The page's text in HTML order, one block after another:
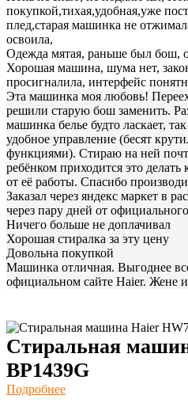
покупкой,тихая,удобная,уже
плед,старая машинка не
освоила,
Одежда мятая, раньше был бош,
Хорошая машина, шума нет,
просигналила, интерфейс
Эта машинка моя любовь!
решили старую бош заменить.
машинка белье будто ласкает,
удобное управление (бесят
функциями). Стираю на ней
ребёнком приходится это
от её работы. Спасибо
Заказал через яндекс маркет в
через пару дней от
Ничего больше не доплачивал
Хорошая стиралка за эту цену
Довольна покупкой
Машинка отличная. Выгоднее
официальном сайте Haier. Жене
Стиральная
BP1439G
Подробнее